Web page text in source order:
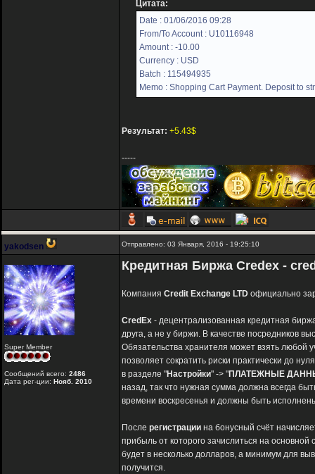
Цитата:
Date : 01/06/2016 09:28
From/To Account : U10116948
Amount : -10.00
Currency : USD
Batch : 115494935
Memo : Shopping Cart Payment. Deposit to
Результат: +5.43$
-----
yakodsen Отправлено: 03 Января, 2016 - 19:25:10
Super Member
Сообщений всего: 2486
Дата рег-ции: Нояб. 2010
Кредитная Биржа Credex -
Компания Сredit Exchange LTD официально
CredEx - децентрализованная кредитная
друга, а не у биржи. В качестве посредников
Обязательства хранителя может взять любой
позволяет сократить риски практически до
в разделе "Настройки" -> "ПЛАТЕЖНЫЕ
назад, так что нужная сумма должна всегда
времени воскресенья и должны быть
После регистрации на бонусный счёт
прибыль от которого зачислиться на
будет в несколько долларов, а минимум для
получится.